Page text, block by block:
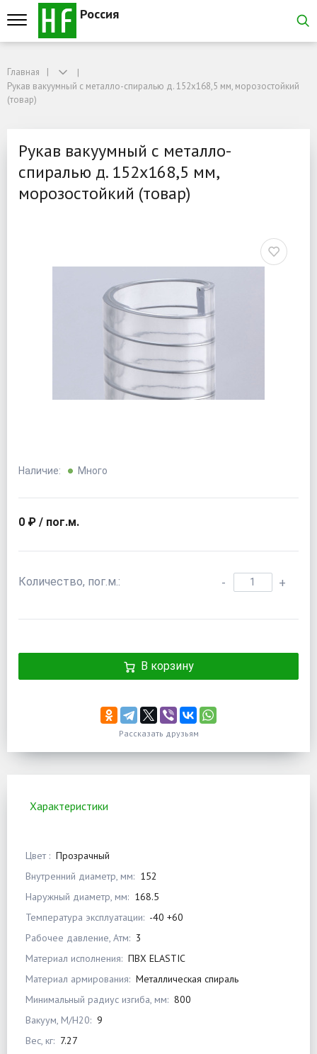
Россия
Рукав вакуумный с металло-спиралью д. 152x168,5 мм, морозостойкий
Рукав вакуумный с
Главная
Рукав вакуумный с металло-спиралью д. 152x168,5 мм, морозостойкий
(товар)
Рукав вакуумный с металло-
спиралью д. 152x168,5 мм,
морозостойкий (товар)
Наличие: Много
0 ₽ / пог.м.
Количество, пог.м.: - +
В корзину
Рассказать друзьям
Характеристики
Цвет : Прозрачный
Внутренний диаметр, мм: 152
Наружный диаметр, мм: 168.5
Температура эксплуатации: -40 +60
Рабочее давление, Атм: 3
Материал исполнения: ПВХ ELASTIC
Материал армирования: Металлическая спираль
Минимальный радиус изгиба, мм: 800
Вакуум, М/Н20: 9
Вес, кг: 7.27